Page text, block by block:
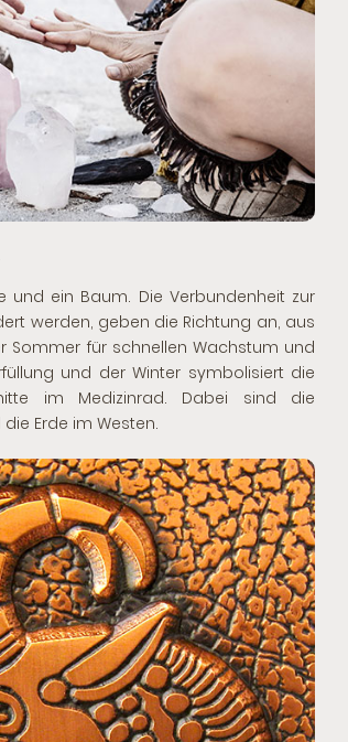
und ein Baum. Die Verbundenheit zur
werden, geben die Richtung an, aus
Sommer für schnellen Wachstum und
und der Winter symbolisiert die
im Medizinrad. Dabei sind die
Erde im Westen.